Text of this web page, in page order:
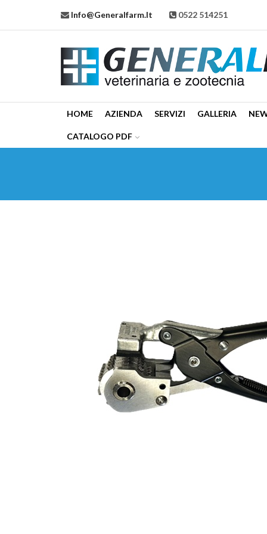
Info@generalfarm.it 0522 514251
HOME AZIENDA SERVIZI GALLERIA
CATALOGO PDF